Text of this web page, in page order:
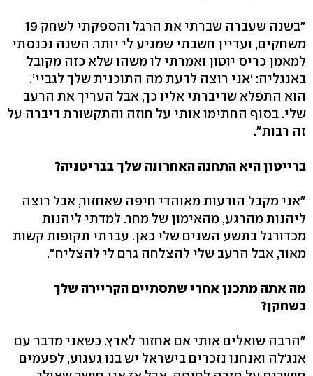
"בשנה שעברה שברתי את הרגל והספקתי לשחק 19
משחקים, ועדיין חשבתי שמגיע לי יותר. השנה נכנסתי
למאמן כריס יוטון ואמרתי לו משהו שלא כזה מקובל
באנגליה: ‘אני רוצה לדעת מה התוכנית שלך לגביי’.
הוא התפלא שדיברתי אליו כך, אבל העריך את הרעב
שלי. בסוף החתימו אותי על חוזה והתקשורת דיברה על
זה רבות".
ברייטון היא התחנה האחרונה שלך בבריטניה?
"אני מקבל הודעות מאוהדי חיפה שאחזור, אבל רוצה
ליהנות מהרגע, מהאימון של מחר. למדתי ליהנות
מכדורגל בתשע השנים שלי כאן. עברתי תקופות קשות
מאוד, אבל הרעב שלי להצלחה גרם לי להצליח".
מה אתה מתכנן אחרי שתסתיים הקריירה שלך
כשחקן?
"הרבה שואלים אותי אם אחזור לארץ. כשאני מדבר עם
אנג'לה ואנחנו נזכרים בישראל יש בנו געגוע, לפעמים